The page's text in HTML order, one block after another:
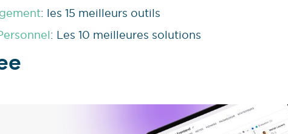
: les 15 meilleurs outils
: Les 10 meilleures solutions